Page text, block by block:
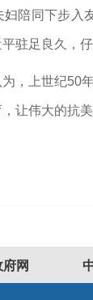
妇陪同下步入
驻足良久，
，上世纪50
让伟大的抗
网